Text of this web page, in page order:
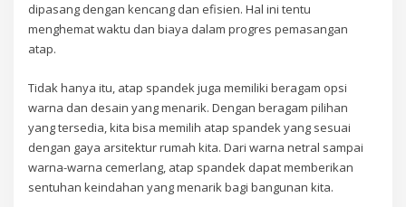
dipasang dengan kencang dan efisien. Hal ini tentu
menghemat waktu dan biaya dalam progres pemasangan
atap.
Tidak hanya itu, atap spandek juga memiliki beragam opsi
warna dan desain yang menarik. Dengan beragam pilihan
yang tersedia, kita bisa memilih atap spandek yang sesuai
dengan gaya arsitektur rumah kita. Dari warna netral sampai
warna-warna cemerlang, atap spandek dapat memberikan
sentuhan keindahan yang menarik bagi bangunan kita.